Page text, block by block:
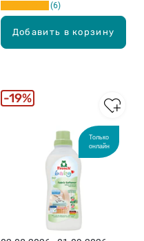
Добавить в корзину
6
Только
онлайн
19%